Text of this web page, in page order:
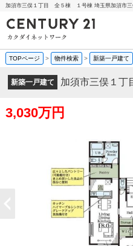
TOPページ > 物件検索 > 新築一戸建て
新築一戸建て 加須市三俣１
3,030万円